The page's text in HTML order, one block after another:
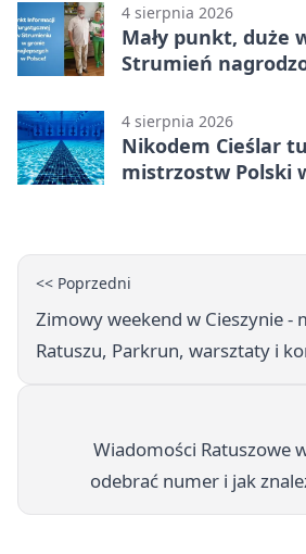
4 sierpnia 2026
Mały punkt, duże
Strumień
4 sierpnia 2026
Nikodem Cieślar
mistrzostw Polski
<< Poprzedni
Zimowy weekend w Cieszynie -
Ratuszu, Parkrun, warsztaty i
Wiadomości Ratuszowe
odebrać numer i jak